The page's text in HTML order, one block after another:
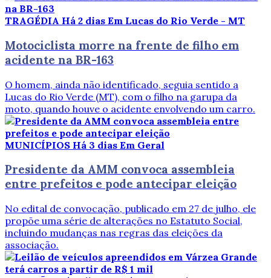
TRAGÉDIA Há 2 dias Em Lucas do Rio Verde - MT
Motociclista morre na frente de filho em
acidente na BR-163
O homem, ainda não identificado, seguia sentido a
Lucas do Rio Verde (MT), com o filho na garupa da
moto, quando houve o acidente envolvendo um carro.
MUNICÍPIOS Há 3 dias Em Geral
Presidente da AMM convoca assembleia
entre prefeitos e pode antecipar eleição
No edital de convocação, publicado em 27 de julho, ele
propõe uma série de alterações no Estatuto Social,
incluindo mudanças nas regras das eleições da
associação.